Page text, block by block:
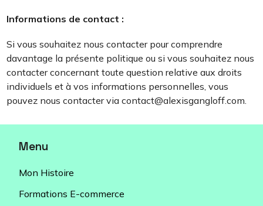
Informations de contact :
Si vous souhaitez nous contacter pour comprendre
davantage la présente politique ou si vous souhaitez nous
contacter concernant toute question relative aux droits
individuels et à vos informations personnelles, vous
pouvez nous contacter via contact@alexisgangloff.com.
Menu
Mon Histoire
Formations E-commerce